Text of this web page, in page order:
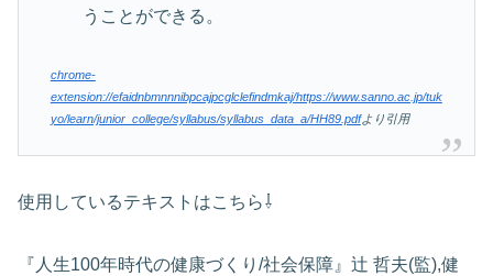
うことができる。
chrome-
extension://efaidnbmnnnibpcajpcglclefindmkaj/https://www.sanno.ac.jp/tuk
yo/learn/junior_college/syllabus/syllabus_data_a/HH89.pdfより引用
使用しているテキストはこちら⇩
『人生100年時代の健康づくり/社会保障』辻 哲夫(監),健